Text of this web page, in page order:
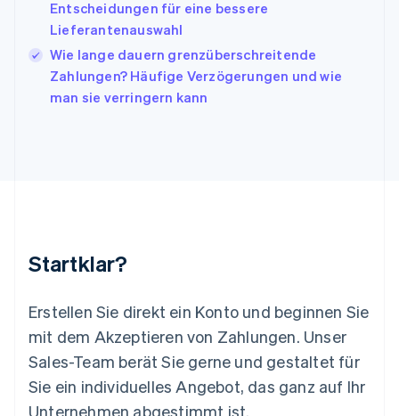
Entscheidungen für eine bessere
Lieferantenauswahl
Wie lange dauern grenzüberschreitende
Zahlungen? Häufige Verzögerungen und wie
man sie verringern kann
Startklar?
Erstellen Sie direkt ein Konto und beginnen Sie
mit dem Akzeptieren von Zahlungen. Unser
Sales-Team berät Sie gerne und gestaltet für
Sie ein individuelles Angebot, das ganz auf Ihr
Unternehmen abgestimmt ist.
Kroatien
EnglishItaliano
English
Liechtenstein
DeutschEnglish
Mexiko
English
Niederlande
Nederlands English
Norwegen
English
Österreich